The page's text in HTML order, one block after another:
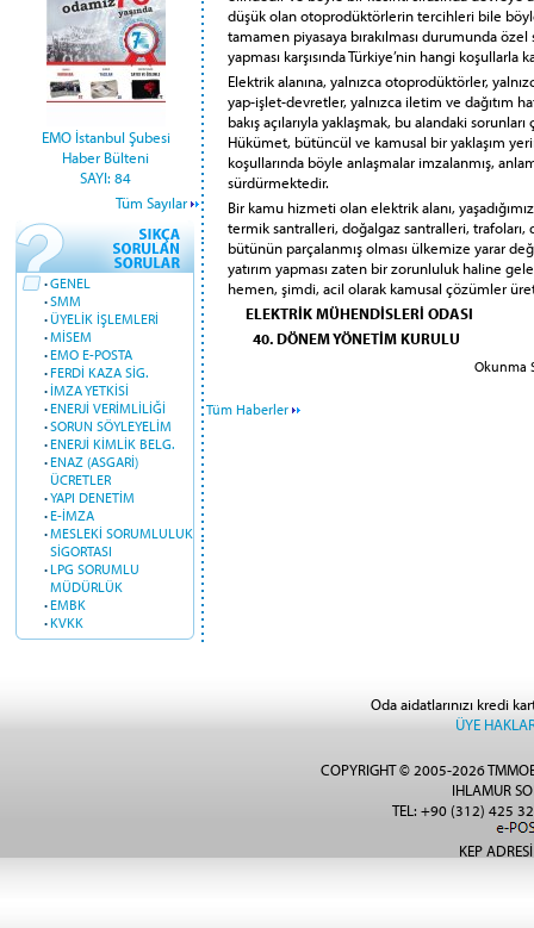
EMO İstanbul Şubesi
Haber Bülteni
SAYI: 84
Tüm Sayılar
·GENEL
·SMM
·ÜYELİK İŞLEMLERİ
·MİSEM
·EMO E-POSTA
·FERDİ KAZA SİG.
·İMZA YETKİSİ
·ENERJİ VERİMLİLİĞİ
·SORUN SÖYLEYELİM
·ENERJİ KİMLİK BELG.
·ENAZ (ASGARİ)
ÜCRETLER
·YAPI DENETİM
·E-İMZA
·MESLEKİ SORUMLULUK
SİGORTASI
·LPG SORUMLU
MÜDÜRLÜK
·EMBK
·KVKK
düşük olan otoprodüktörlerin tercihleri bile
tamamen piyasaya bırakılması durumunda
yapması karşısında Türkiye’nin hangi koşullarla
Elektrik alanına, yalnızca otoprodüktörler,
yap-işlet-devretler, yalnızca iletim ve dağıtım
bakış açılarıyla yaklaşmak, bu alandaki
Hükümet, bütüncül ve kamusal bir yaklaşım
koşullarında böyle anlaşmalar imzalanmış,
sürdürmektedir.
Bir kamu hizmeti olan elektrik alanı,
termik santralleri, doğalgaz santralleri,
bütünün parçalanmış olması ülkemize yarar
yatırım yapması zaten bir zorunluluk haline
hemen, şimdi, acil olarak kamusal çözümler
ELEKTRİK MÜHENDİSLERİ ODASI
40. DÖNEM YÖNETİM KURULU
Okunma
Tüm Haberler
Oda aidatlarınızı kredi
ÜYE
COPYRIGHT © 2005-2026
IHLAMUR
TEL: +90 (312) 425
KEP